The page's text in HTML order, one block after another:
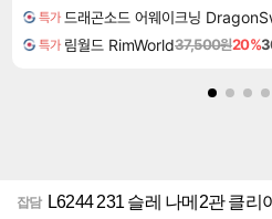
특가
특가 림월드 RimWorld37,500원20%
잡담 L6244 231 슬레 나메2관 클리